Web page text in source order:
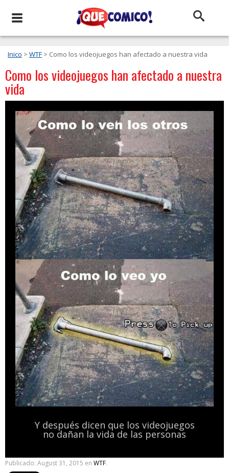
Inico > WTF > Como los videojuegos han afectado a nuestra vida
Como los videojuegos han afectado a nuestra
vida
Y después dicen que los videojuegos
no dañan la vida de las personas
Publicado: August 31, 2015 en WTF.